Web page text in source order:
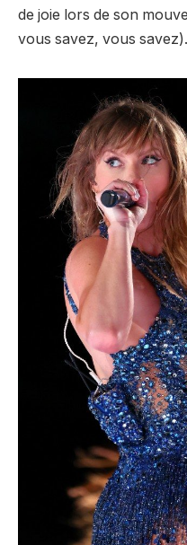
de joie lors de son
vous savez, vous savez).